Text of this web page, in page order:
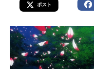
ポスト